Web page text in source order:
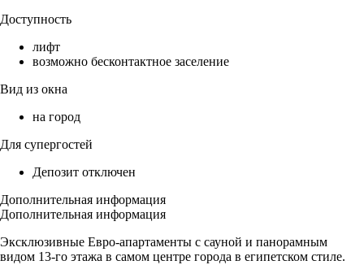
Доступность
лифт
возможно бесконтактное заселение
Вид из окна
на город
Для супергостей
Депозит отключен
Дополнительная информация
Дополнительная информация
Эксклюзивные Евро-апартаменты с сауной и панорамным
видом 13-го этажа в самом центре города в египетском стиле.